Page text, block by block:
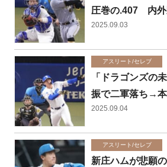
圧巻の.407 内外
2025.09.03
アスリート/セレブ
「ドラゴンズの
振で二軍落ち→本
2025.09.04
アスリート/セレブ
新庄ハムが悲願